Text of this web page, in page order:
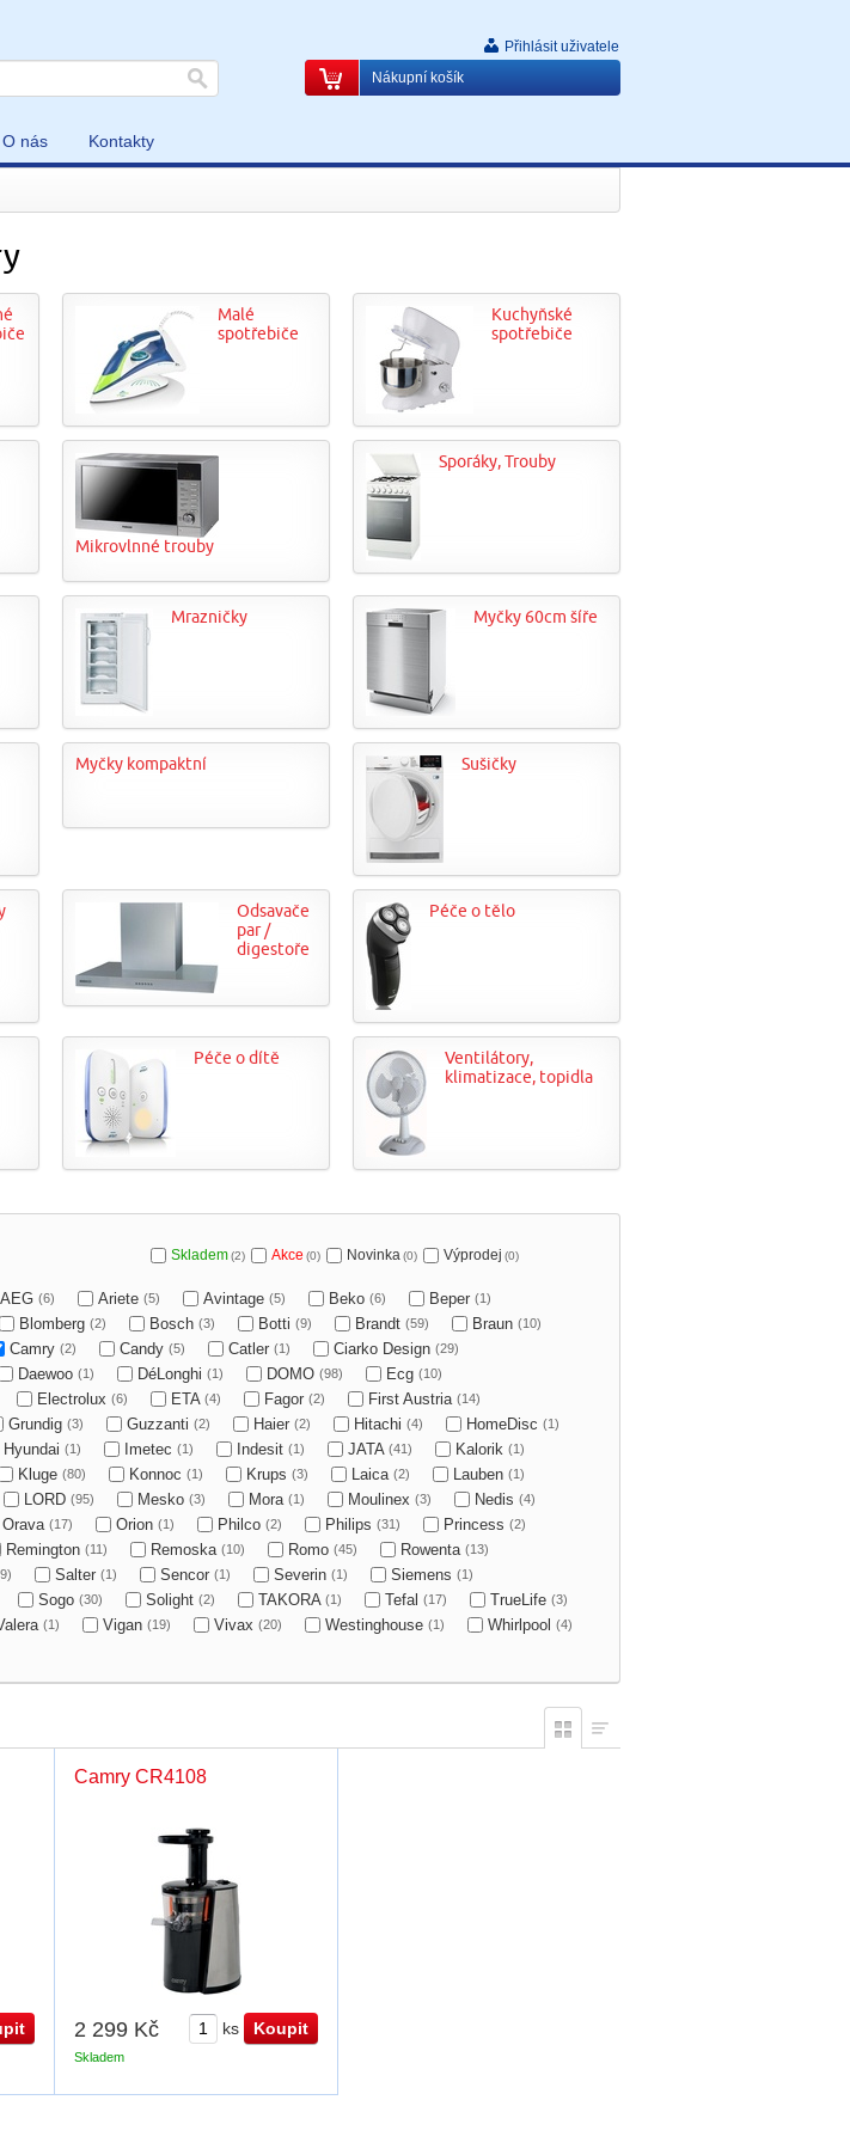
O nás Kontakty
Přihlásit uživatele
Nákupní košík
Malé
spotřebiče
Kuchyňské
spotřebiče
Mikrovlnné trouby
Sporáky, Trouby
Mrazničky Myčky 60cm šíře
Myčky kompaktní Sušičky
Odsavače
par /
digestoře
Péče o tělo
Péče o dítě
Ventilátory,
klimatizace, topidla
Skladem(2) Akce (0) Novinka(0) Výprodej (0)
AEG (6) Ariete (5) Avintage (5) Beko (6) Beper (1)
Blomberg (2) Bosch (3) Botti (9) Brandt (59) Braun (10)
Camry (2) Candy (5) Catler (1) Ciarko Design (29)
Daewoo (1) DéLonghi (1) DOMO (98) Ecg (10)
Electrolux (6) ETA (4) Fagor (2) First Austria (14)
Grundig (3) Guzzanti (2) Haier (2) Hitachi (4) HomeDisc (1)
Hyundai (1) Imetec (1) Indesit (1) JATA (41) Kalorik (1)
Kluge (80) Konnoc (1) Krups (3) Laica (2) Lauben (1)
LORD (95) Mesko (3) Mora (1) Moulinex (3) Nedis (4)
Orava (17) Orion (1) Philco (2) Philips (31) Princess (2)
Remington (11) Remoska (10) Romo (45) Rowenta (13)
Salter (1) Sencor (1) Severin (1) Siemens (1)
Sogo (30) Solight (2) TAKORA (1) Tefal (17) TrueLife (3)
(1) Vigan (19) Vivax (20) Westinghouse (1) Whirlpool (4)
Camry CR4108
2 299 Kč ks
Skladem